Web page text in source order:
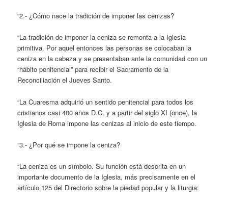
“2.- ¿Cómo nace la tradición de imponer las cenizas?
“La tradición de imponer la ceniza se remonta a la Iglesia
primitiva. Por aquel entonces las personas se colocaban la
ceniza en la cabeza y se presentaban ante la comunidad con un
“hábito penitencial” para recibir el Sacramento de la
Reconciliación el Jueves Santo.
“La Cuaresma adquirió un sentido penitencial para todos los
cristianos casi 400 años D.C. y a partir del siglo XI (once), la
Iglesia de Roma impone las cenizas al inicio de este tiempo.
“3.- ¿Por qué se impone la ceniza?
“La ceniza es un símbolo. Su función está descrita en un
importante documento de la Iglesia, más precisamente en el
artículo 125 del Directorio sobre la piedad popular y la liturgia: